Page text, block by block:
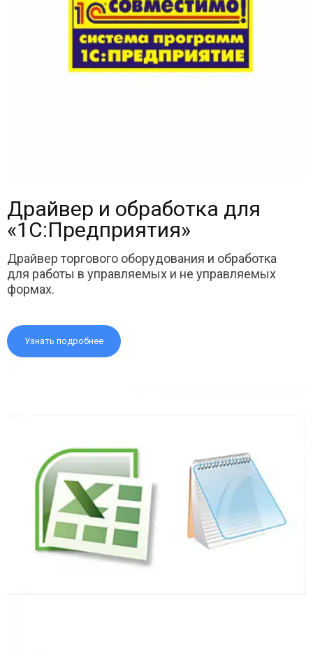
Драйвер и обработка для
«1С:Предприятия»
Драйвер торгового оборудования и обработка
для работы в управляемых и не управляемых
формах.
Узнать подробнее